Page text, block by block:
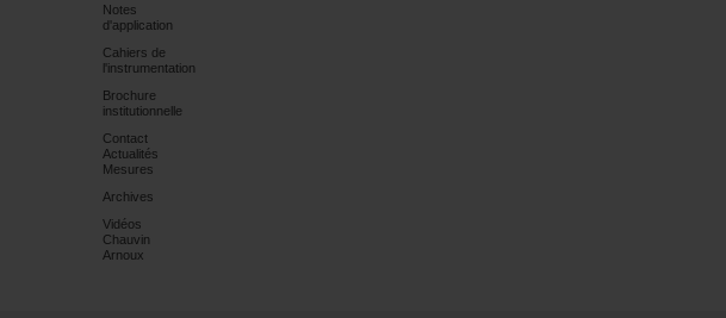
Notes
d'application
Cahiers de
l'instrumentation
Brochure
institutionnelle
Contact
Actualités
Mesures
Archives
Vidéos
Chauvin
Arnoux